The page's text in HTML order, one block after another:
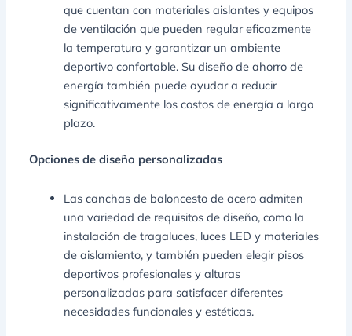
que cuentan con materiales aislantes y equipos
de ventilación que pueden regular eficazmente
la temperatura y garantizar un ambiente
deportivo confortable. Su diseño de ahorro de
energía también puede ayudar a reducir
significativamente los costos de energía a largo
plazo.
Opciones de diseño personalizadas
Las canchas de baloncesto de acero admiten
una variedad de requisitos de diseño, como la
instalación de tragaluces, luces LED y materiales
de aislamiento, y también pueden elegir pisos
deportivos profesionales y alturas
personalizadas para satisfacer diferentes
necesidades funcionales y estéticas.